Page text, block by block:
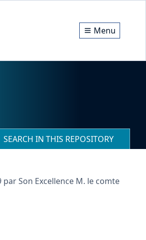
Menu
SEARCH IN THIS REPOSITORY
Son Excellence M. le comte